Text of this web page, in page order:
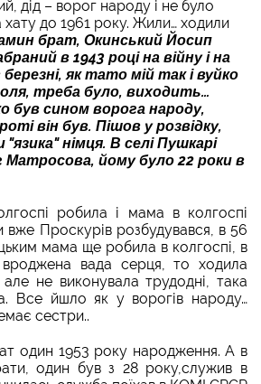
дід – ворог народу і не було
хату до 1961 року. Жили… ходили
брат, Окинський Йосип
в 1943 році на війну і на
як тато мій так і вуйко
треба було, виходить…
був сином ворога народу,
він був. Пішов у розвідку,
німця. В селі Пушкарі
йому було 22 роки в
робила і мама в колгоспі
вже Проскурів розбудувався, в 56
мама ще робила в колгоспі, в
вада серця, то ходила
не виконувала трудодні, така
Все йшло як у ворогів народу…
сестри..
один 1953 року народження. А в
один був з 28 року,служив в